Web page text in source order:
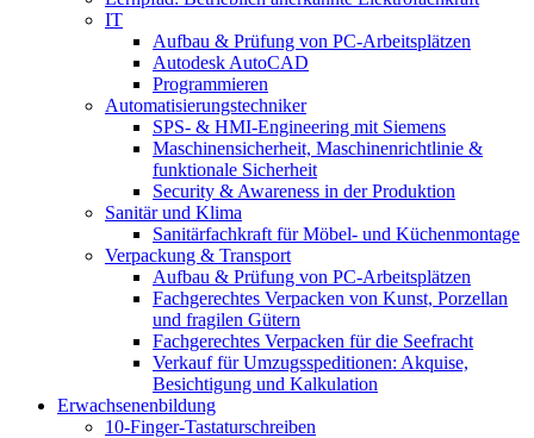
IT
Aufbau & Prüfung von PC-Arbeitsplätzen
Autodesk AutoCAD
Programmieren
Automatisierungstechniker
SPS‑ & HMI‑Engineering mit Siemens
Maschinensicherheit, Maschinenrichtlinie &
funktionale Sicherheit
Security & Awareness in der Produktion
Sanitär und Klima
Sanitärfachkraft für Möbel- und Küchenmontage
Verpackung & Transport
Aufbau & Prüfung von PC-Arbeitsplätzen
Fachgerechtes Verpacken von Kunst, Porzellan
und fragilen Gütern
Fachgerechtes Verpacken für die Seefracht
Verkauf für Umzugsspeditionen: Akquise,
Besichtigung und Kalkulation
Erwachsenenbildung
10-Finger-Tastaturschreiben